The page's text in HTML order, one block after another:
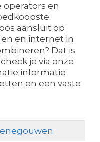
en
aansluit op
en internet in
Dat is
je via onze
informatie
en een vaste